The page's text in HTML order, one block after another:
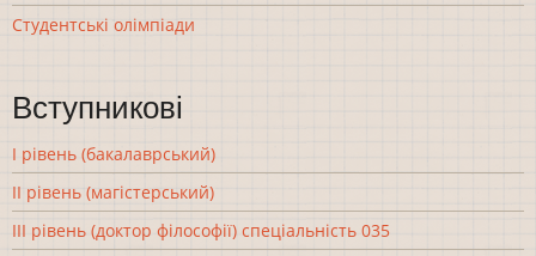
Студентські олімпіади
Вступникові
І рівень (бакалаврський)
ІІ рівень (магістерський)
ІІІ рівень (доктор філософії) спеціальність 035